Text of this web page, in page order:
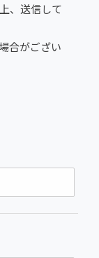
、送信して
合がござい